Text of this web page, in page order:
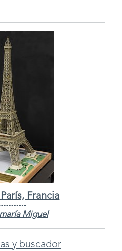
Francia
Miguel
y buscador